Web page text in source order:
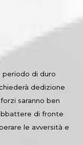
periodo di duro
dedizione
saranno ben
di fronte
le avversità e